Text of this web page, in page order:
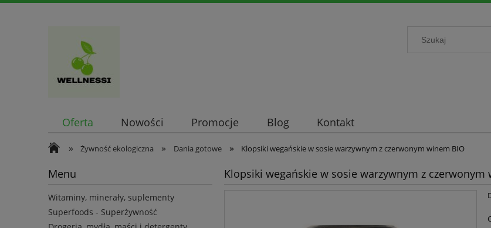
Oferta Nowości Promocje Blog Kontakt
» Żywność ekologiczna » Dania gotowe » Klopsiki wegańskie w sosie warzywnym z czerwonym winem BIO
Menu
Witaminy, minerały, suplementy
Superfoods - Superżywność
Klopsiki wegańskie w sosie warzywnym z czerwonym